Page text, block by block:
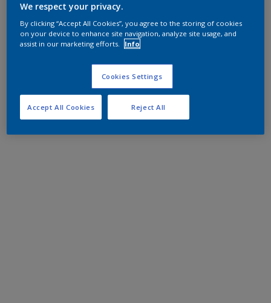
We respect your privacy.
By clicking “Accept All Cookies”, you agree to the storing of cookies
on your device to enhance site navigation, analyze site usage, and
assist in our marketing efforts.
Info
Cookies Settings
Reject All
Accept All Cookies